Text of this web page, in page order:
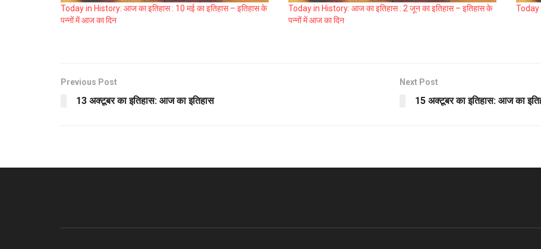
Today in History: आज का इतिहास : 10 मई का इतिहास – इतिहास के
पन्नों में आज का दिन
Today in History: आज का इतिहास : 2 जून का इतिहास – इतिहास के
पन्नों में आज का दिन
Today
Previous Post
13 अक्टूबर का इतिहास: आज का इतिहास
Next Post
15 अक्टूबर का इतिहास: आज का